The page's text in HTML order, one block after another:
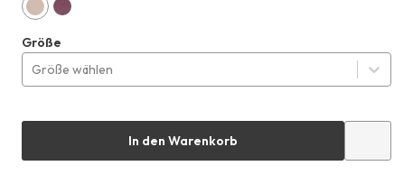
Größe
Größe wählen
In den Warenkorb